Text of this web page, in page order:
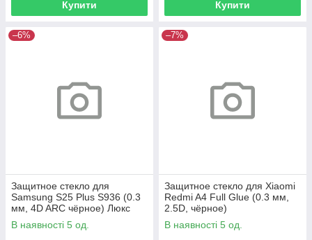
Купити Купити
–6%
Защитное стекло для
Samsung S25 Plus S936 (0.3
мм, 4D ARC чёрное) Люкс
В наявності 5 од.
–7%
Защитное стекло для Xiaomi
Redmi A4 Full Glue (0.3 мм,
2.5D, чёрное)
В наявності 5 од.